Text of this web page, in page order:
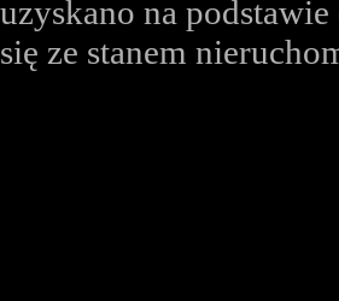
uzyskano na
się ze stanem